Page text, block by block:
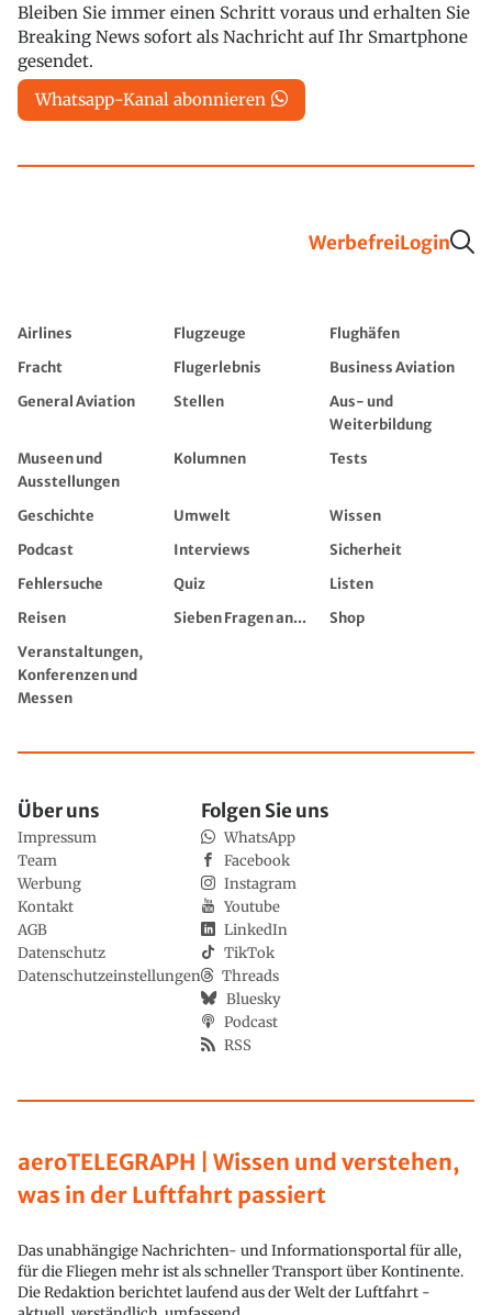
Bleiben Sie immer einen Schritt voraus und erhalten Sie
Breaking News sofort als Nachricht auf Ihr Smartphone
gesendet.
Whatsapp-Kanal abonnieren
WerbefreiLogin
Airlines Flugzeuge
Flughäfen
Fracht
Flugerlebnis
Business Aviation
General Aviation
Stellen
Aus- und
Weiterbildung
Museen und
Ausstellungen
Kolumnen Tests
Geschichte Umwelt
Wissen
Podcast
Interviews
Sicherheit
Fehlersuche
Quiz
Listen
Reisen
Sieben Fragen an...
Shop
Veranstaltungen,
Konferenzen und
Messen
aeroTELEGRAPH | Wissen und verstehen,
was in der Luftfahrt passiert
Das unabhängige Nachrichten- und Informationsportal für alle,
für die Fliegen mehr ist als schneller Transport über Kontinente.
Die Redaktion berichtet laufend aus der Welt der Luftfahrt -
Über uns
Impressum
Team
Werbung
Kontakt
AGB
Datenschutz
Datenschutzeinstellungen
Folgen Sie uns
WhatsApp
Facebook
Instagram
Youtube
LinkedIn
TikTok
Threads
Bluesky
Podcast
RSS